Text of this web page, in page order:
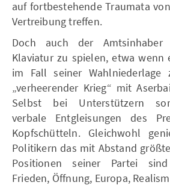
auf fortbestehende Traumata
Vertreibung treffen.
Doch auch der
Klaviatur zu spielen, etwa wenn
im Fall seiner Wahlniederlage
„verheerender Krieg“ mit
Selbst bei Unterstützern
verbale Entgleisungen des
Kopfschütteln. Gleichwohl
Politikern das mit Abstand
Positionen seiner Partei
Frieden, Öffnung, Europa,